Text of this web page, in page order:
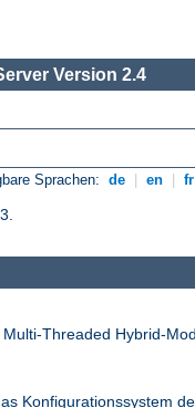
Version 2.4
Sprachen: de en fr
Threaded Hybrid-
Konfigurationssystem